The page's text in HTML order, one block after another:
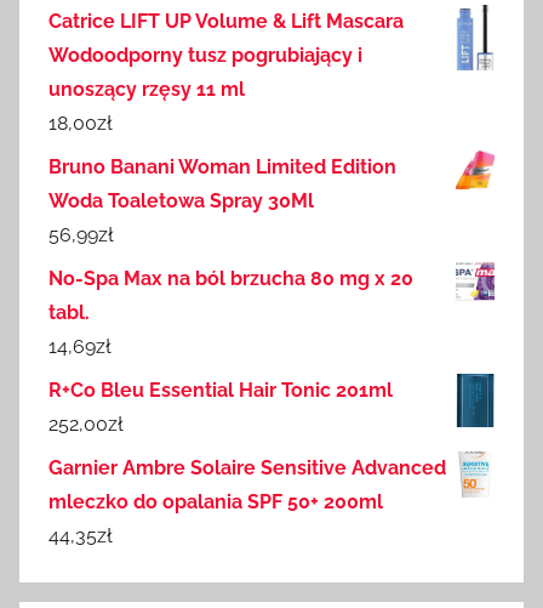
Catrice LIFT UP Volume & Lift Mascara
Wodoodporny tusz pogrubiający i
unoszący rzęsy 11 ml
18,00zł
Bruno Banani Woman Limited Edition
Woda Toaletowa Spray 30Ml
56,99zł
No-Spa Max na ból brzucha 80 mg x 20
tabl.
14,69zł
R+Co Bleu Essential Hair Tonic 201ml
252,00zł
Garnier Ambre Solaire Sensitive Advanced
mleczko do opalania SPF 50+ 200ml
44,35zł